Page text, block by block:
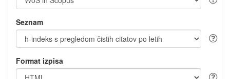
Seznam
Format izpisa